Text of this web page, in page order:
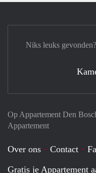
Op Appartement Den
Appartement
Over ons Contact
Gratis je Appartement
Niks leuks